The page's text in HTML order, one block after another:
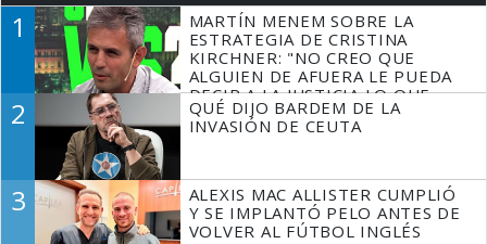
1
MARTÍN MENEM SOBRE LA
ESTRATEGIA DE CRISTINA
KIRCHNER: "NO CREO QUE
ALGUIEN DE AFUERA LE PUEDA
DECIR A LA JUSTICIA LO QUE
TIENE QUE HACER"
2
QUÉ DIJO BARDEM DE LA
INVASIÓN DE CEUTA
3
ALEXIS MAC ALLISTER CUMPLIÓ
Y SE IMPLANTÓ PELO ANTES DE
VOLVER AL FÚTBOL INGLÉS